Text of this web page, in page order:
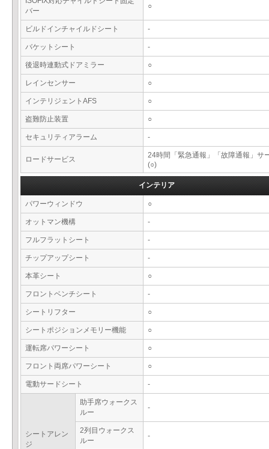
バー
○
ビルドインチャイルドシート -
バケットシート -
後退時連動式ドアミラー ○
レインセンサー ○
インテリジェントAFS ○
盗難防止装置 ○
セキュリティアラーム -
ロードサービス
24時間「緊急通報」「故障通報」サ
(○)
インテリア
パワーウィンドウ ○
オットマン機構 -
フルフラットシート -
チップアップシート -
本革シート ○
フロントベンチシート -
シートリフター ○
シートポジションメモリー機能 ○
運転席パワーシート ○
フロント両席パワーシート ○
電動サードシート -
シートアレン
ジ
助手席ウォークス
ルー
-
2列目ウォークス
ルー
-